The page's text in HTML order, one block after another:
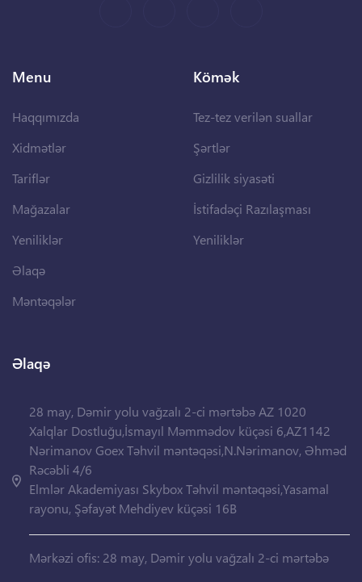
Menu
Haqqımızda
Xidmətlər
Tariflər
Mağazalar
Yeniliklər
Əlaqə
Məntəqələr
Kömək
Tez-tez verilən suallar
Şərtlər
Gizlilik siyasəti
İstifadəçi Razılaşması
Yeniliklər
Əlaqə
28 may, Dəmir yolu vağzalı 2-ci mərtəbə AZ 1020
Xalqlar Dostluğu,İsmayıl Məmmədov küçəsi 6,AZ1142
Nərimanov Goex Təhvil məntəqəsi,N.Nərimanov, Əhməd
Rəcəbli 4/6
Elmlər Akademiyası Skybox Təhvil məntəqəsi,Yasamal
rayonu, Şəfayət Mehdiyev küçəsi 16B
Mərkəzi ofis: 28 may, Dəmir yolu vağzalı 2-ci mərtəbə